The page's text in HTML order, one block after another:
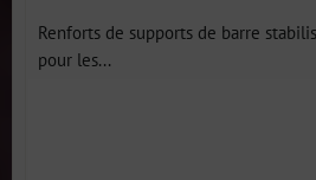
Renforts de supports de barre
pour les...